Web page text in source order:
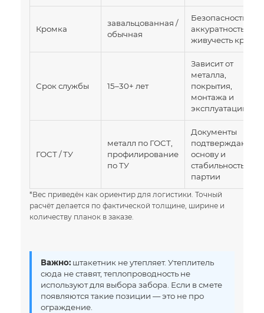
Кромка
завальцованная /
обычная
Безопасность,
аккуратность,
живучесть края
Срок службы 15–30+ лет
Зависит от
металла,
покрытия,
монтажа и
эксплуатации
ГОСТ / ТУ
металл по ГОСТ,
профилирование
по ТУ
Документы
подтверждают
основу и
стабильность
партии
*Вес приведён как ориентир для логистики. Точный
расчёт делается по фактической толщине, ширине и
количеству планок в заказе.
Важно: штакетник не утепляет. Утеплитель
сюда не ставят, теплопроводность не
используют для выбора забора. Если в смете
появляются такие позиции — это не про
ограждение.